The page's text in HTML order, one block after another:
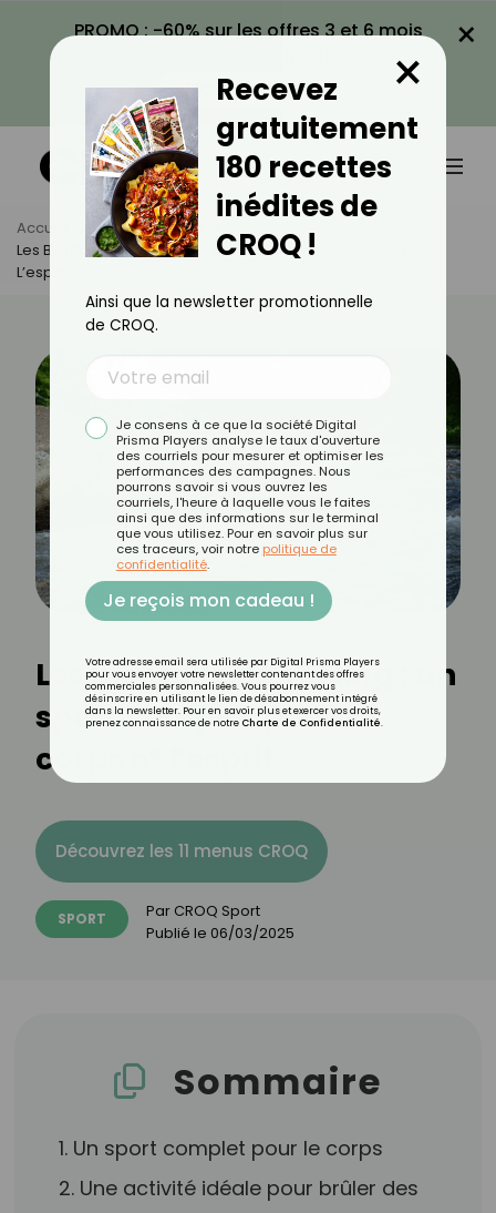
PROMO : -60% sur les offres 3 et 6 mois
VOIR LA PROMO
×
Accueil Actus
Sport
Les Bienfaits Du Rafting : Un Sport Complet Pour Le Corps Et
L’esprit
Les bienfaits du rafting : un
sport complet pour le
corps et l’esprit
Découvrez les 11 menus CROQ
SPORT Par CROQ Sport
Publié le 06/03/2025
Sommaire
1. Un sport complet pour le corps
2. Une activité idéale pour brûler des
Recevez
gratuitement
180 recettes
inédites de
CROQ !
×
Ainsi que la newsletter promotionnelle
de CROQ.
Je consens à ce que la société Digital
Prisma Players analyse le taux d'ouverture
des courriels pour mesurer et optimiser les
performances des campagnes. Nous
pourrons savoir si vous ouvrez les
courriels, l'heure à laquelle vous le faites
ainsi que des informations sur le terminal
que vous utilisez. Pour en savoir plus sur
ces traceurs, voir notre politique de
confidentialité.
Je reçois mon cadeau !
Votre adresse email sera utilisée par Digital Prisma Players
pour vous envoyer votre newsletter contenant des offres
commerciales personnalisées. Vous pourrez vous
désinscrire en utilisant le lien de désabonnement intégré
dans la newsletter. Pour en savoir plus et exercer vos droits,
prenez connaissance de notre Charte de Confidentialité.